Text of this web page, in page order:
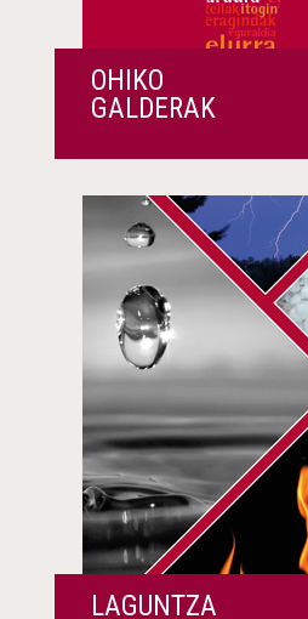
OHIKO
GALDERAK
LAGUNTZA